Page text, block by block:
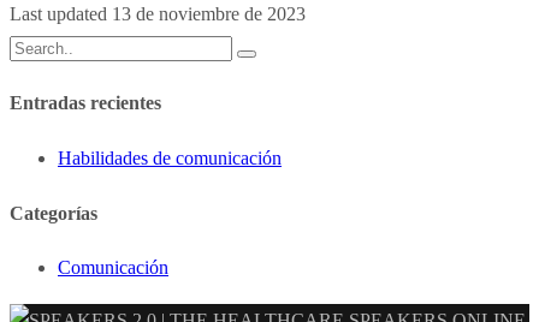
Last updated 13 de noviembre de 2023
Entradas recientes
Habilidades de comunicación
Categorías
Comunicación